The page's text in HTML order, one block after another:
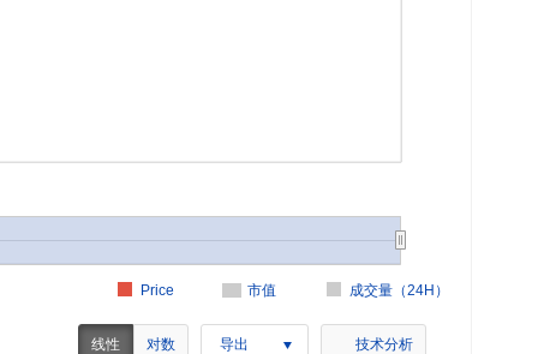
市值 成交量（24H）
Price
线性 对数 导出 技术分析